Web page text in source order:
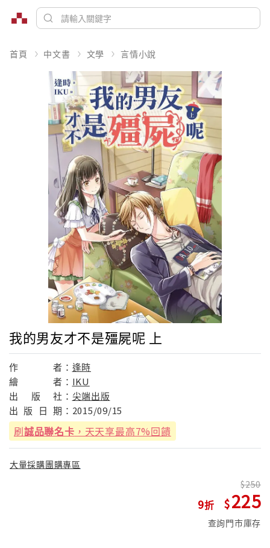
首頁 中文書 文學 言情小說
我的男友才不是殭屍呢 上
作 者： 逢時
繪
者： IKU
出
版 社： 尖端出版
出 版 日 期： 2015/09/15
刷誠品聯名卡 ，天天享最高7%回饋
大量採購團購專區
9
250
225
查詢門市庫存